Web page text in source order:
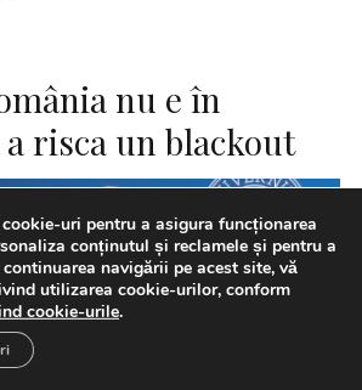
nu e în
risca un blackout
uri pentru a asigura funcționarea
conținutul și reclamele și pentru a
navigării pe acest site, vă
utilizarea cookie-urilor, conform
cookie-urile.